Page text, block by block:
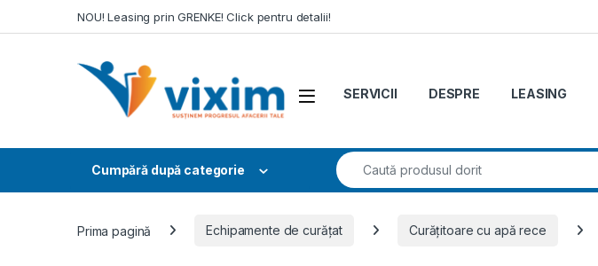
NOU! Leasing prin GRENKE! Click pentru detalii!
SERVICII DESPRE LEASING
Cumpără după categorie
Search for:
Prima pagină Echipamente de curățat Curățitoare cu apă rece